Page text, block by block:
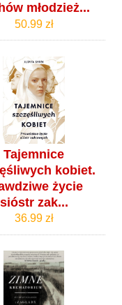
młodzież...
50.99 zł
Tajemnice
kobiet.
życie
sióstr zak...
36.99 zł